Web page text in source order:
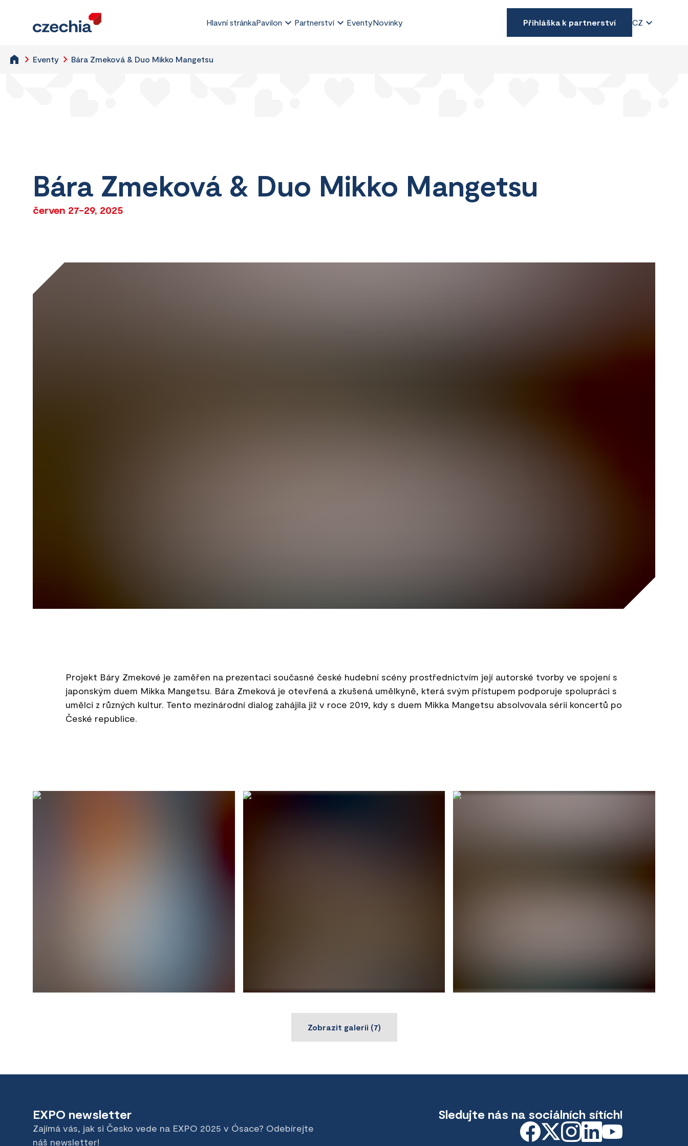
Hlavní stránkaPavilon Partnerství EventyNovinky Přihláška k partnerství CZ
Eventy Bára Zmeková & Duo Mikko Mangetsu
Bára Zmeková & Duo Mikko Mangetsu
červen 27-29, 2025
Projekt Báry Zmekové je zaměřen na prezentaci současné české hudební scény prostřednictvím její autorské tvorby ve spojení s
japonským duem Mikka Mangetsu. Bára Zmeková je otevřená a zkušená umělkyně, která svým přístupem podporuje spolupráci s
umělci z různých kultur. Tento mezinárodní dialog zahájila již v roce 2019, kdy s duem Mikka Mangetsu absolvovala sérii koncertů po
České republice.
Zobrazit galerii (7)
EXPO newsletter
Zajímá vás, jak si Česko vede na EXPO 2025 v Ósace? Odebírejte
náš newsletter!
Sledujte nás na sociálních sítích!